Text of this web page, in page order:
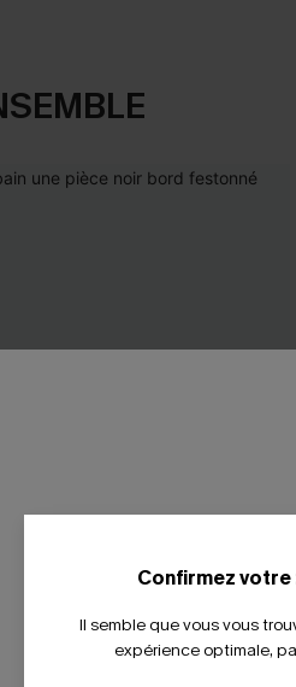
Confirmez votre
Il semble que vous vous
expérience optimale,